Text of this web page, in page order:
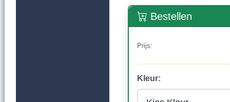
Bestellen
Prijs:
Kleur: